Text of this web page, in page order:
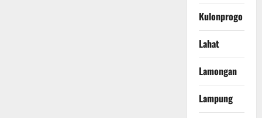
Kulonprogo
Lahat
Lamongan
Lampung